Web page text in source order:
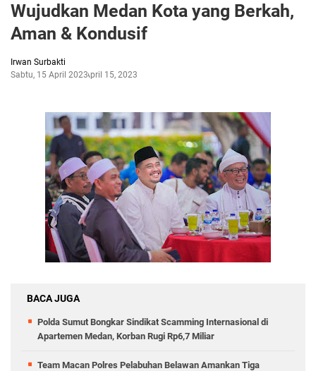
Wujudkan Medan Kota yang Berkah,
Aman & Kondusif
Irwan Surbakti
Sabtu, 15 April 2023April 15, 2023
BACA JUGA
Polda Sumut Bongkar Sindikat Scamming Internasional di
Apartemen Medan, Korban Rugi Rp6,7 Miliar
Team Macan Polres Pelabuhan Belawan Amankan Tiga